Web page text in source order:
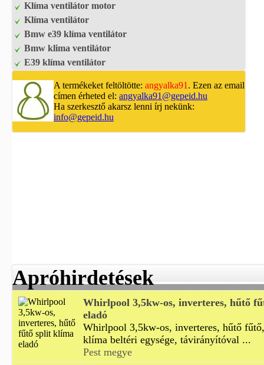
Klíma ventilátor motor
Klíma ventilátor
Bmw e39 klíma ventilátor
Bmw klima ventilátor
E39 klíma ventilátor
A termékeket feltöltötte: angyalka91 . Ezen az email
címen érheted el: angyalka91@gepeid.hu
Ha szerkesztő akarsz lenni írj nekünk:
info@gepeid.hu
Apróhirdetések
Whirlpool 3,5kw-os, inverteres, hűtő
eladó
Whirlpool 3,5kw-os, inverteres, hűtő
klíma beltéri egysége, távirányítóval ...
Pest megye